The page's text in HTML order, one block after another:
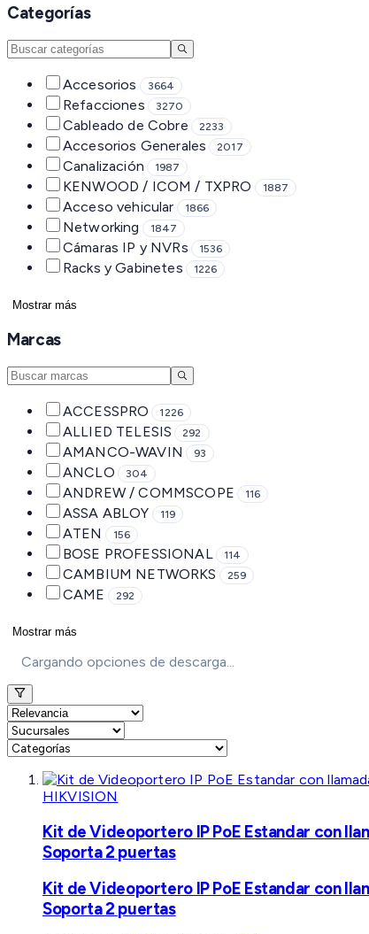
Categorías
Accesorios 3664
Refacciones 3270
Cableado de Cobre 2233
Accesorios Generales 2017
Canalización 1987
KENWOOD / ICOM / TXPRO 1887
Acceso vehicular 1866
Networking 1847
Cámaras IP y NVRs 1536
Racks y Gabinetes 1226
Mostrar más
Marcas
ACCESSPRO 1226
ALLIED TELESIS 292
AMANCO-WAVIN 93
ANCLO 304
ANDREW / COMMSCOPE 116
ASSA ABLOY 119
ATEN 156
BOSE PROFESSIONAL 114
CAMBIUM NETWORKS 259
CAME 292
Mostrar más
Cargando opciones de descarga...
HIKVISION
Kit de Videoportero IP PoE Estandar con
Soporta 2 puertas
Kit de Videoportero IP PoE Estandar con
Soporta 2 puertas